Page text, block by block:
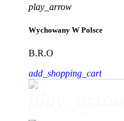
play_arrow
Wychowany W Polsce
B.R.O
add_shopping_cart